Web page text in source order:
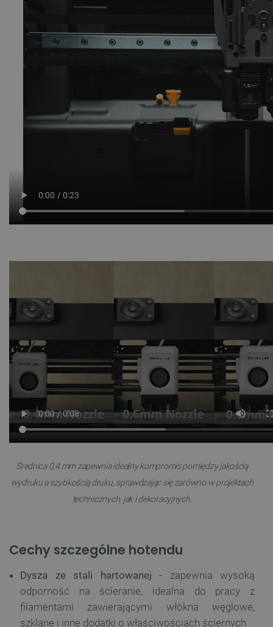
Średnica 0,4 mm zapewnia idealny kompromis pomiędzy jakością
wydruku a szybkością druku, sprawdzając się zarówno w projektach
technicznych, jak i dekoracyjnych.
Cechy szczególne hotendu
Dysza ze stali hartowanej - zapewnia wysoką
odporność na ścieranie, idealna do pracy z
filamentami zawierającymi włókna węglowe,
szklane i inne dodatki o właściwościach ściernych